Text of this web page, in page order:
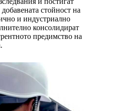
стойност на
и индустриално
консолидират
предимство на